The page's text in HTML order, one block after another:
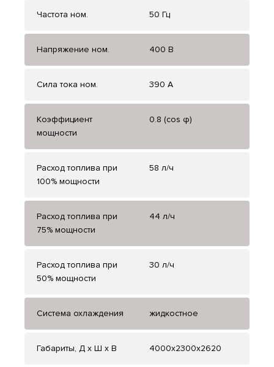
Частота ном. 50 Гц
Напряжение ном. 400 В
Сила тока ном. 390 А
Коэффициент
мощности
0.8 (cos φ)
Расход топлива при
100% мощности
58 л/ч
Расход топлива при
75% мощности
44 л/ч
Расход топлива при
50% мощности
30 л/ч
Система охлаждения жидкостное
Габариты, Д x Ш x В 4000x2300x2620